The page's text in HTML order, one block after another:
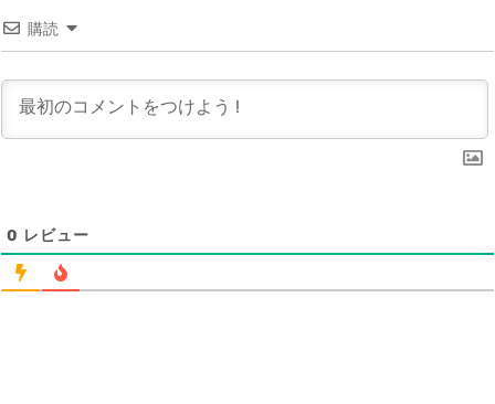
購読
0 レビュー